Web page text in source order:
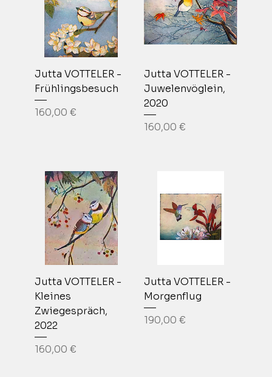
Jutta VOTTELER -
Frühlingsbesuch
Prix
160,00 €
Jutta VOTTELER -
Juwelenvöglein,
2020
Prix
160,00 €
Jutta VOTTELER -
Kleines
Zwiegespräch,
2022
Prix
160,00 €
Jutta VOTTELER -
Morgenflug
Prix
190,00 €